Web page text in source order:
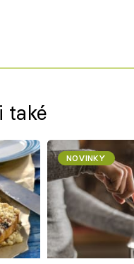
také
NOVINKY